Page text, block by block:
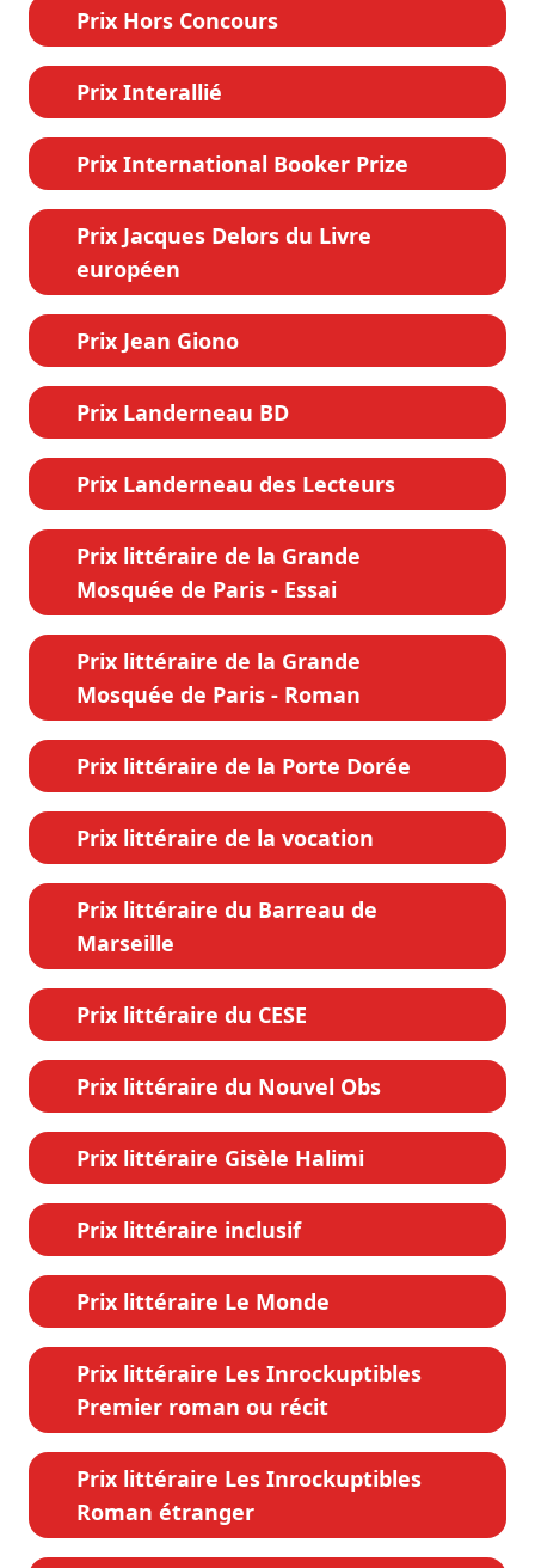
Prix Hors Concours
Prix Interallié
Prix International Booker Prize
Prix Jacques Delors du Livre
européen
Prix Jean Giono
Prix Landerneau BD
Prix Landerneau des Lecteurs
Prix littéraire de la Grande
Mosquée de Paris - Essai
Prix littéraire de la Grande
Mosquée de Paris - Roman
Prix littéraire de la Porte Dorée
Prix littéraire de la vocation
Prix littéraire du Barreau de
Marseille
Prix littéraire du CESE
Prix littéraire du Nouvel Obs
Prix littéraire Gisèle Halimi
Prix littéraire inclusif
Prix littéraire Le Monde
Prix littéraire Les Inrockuptibles
Premier roman ou récit
Prix littéraire Les Inrockuptibles
Roman étranger